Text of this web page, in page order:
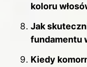
koloru
Jak
fundamentu
Kiedy